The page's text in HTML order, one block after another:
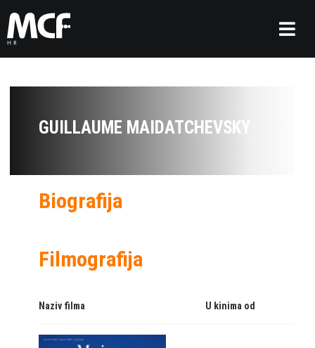
GUILLAUME MAIDATCHEVSKY
Biografija
Filmografija
Naziv filma U kinima od